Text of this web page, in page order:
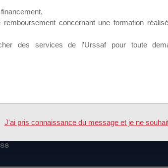
concernant une formation
des services de l’Urssaf pour toute
J'ai pris connaissance du message et je ne